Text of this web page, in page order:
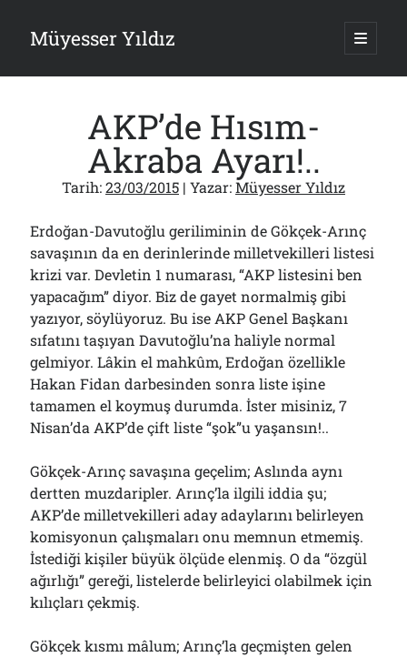
Müyesser Yıldız ana
Yan
Menü
Türkiye 2.0’a Gidiş!..
05/08/2026
15 Temmuz Soruları… Nasuh Mahruki’nin “Suçu”!..
Er Gaziler 20 Gün Sonra Gelen MSB Heyetine Böyle İsyan Etti:“Bizi
Teröristlere G……yle Güldürdünüz”
01/08/2026
Papazın “Komutanı” Ayasofya ve Patrikhane İçin ABD’yi Göreve
Çağırdı!..
Bölmediğiniz Bir O Kalmıştı!..
29/07/2026
Arşivler
Arşivler
AKP’de Hısım-
Akraba Ayarı!..
Tarih:23/03/2015 | Yazar:Müyesser Yıldız
Erdoğan-Davutoğlu geriliminin de Gökçek-Arınç
savaşının da en derinlerinde milletvekilleri listesi
krizi var. Devletin 1 numarası, “AKP listesini ben
yapacağım” diyor. Biz de gayet normalmiş gibi
yazıyor, söylüyoruz. Bu ise AKP Genel Başkanı
sıfatını taşıyan Davutoğlu’na haliyle normal
gelmiyor. Lâkin el mahkûm, Erdoğan özellikle
Hakan Fidan darbesinden sonra liste işine
tamamen el koymuş durumda. İster misiniz, 7
Nisan’da AKP’de çift liste “şok”u yaşansın!..
Gökçek-Arınç savaşına geçelim; Aslında aynı
dertten muzdaripler. Arınç’la ilgili iddia şu;
AKP’de milletvekilleri aday adaylarını belirleyen
komisyonun çalışmaları onu memnun etmemiş.
İstediği kişiler büyük ölçüde elenmiş. O da “özgül
ağırlığı” gereği, listelerde belirleyici olabilmek için
kılıçları çekmiş.
Gökçek kısmı mâlum; Arınç’la geçmişten gelen